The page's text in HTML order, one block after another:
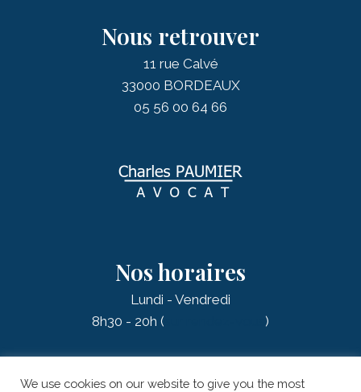
Nous retrouver
11 rue Calvé
33000 BORDEAUX
05 56 00 64 66
Nos horaires
Lundi - Vendredi
8h30 - 20h (
)
We use cookies on our website to give you the most